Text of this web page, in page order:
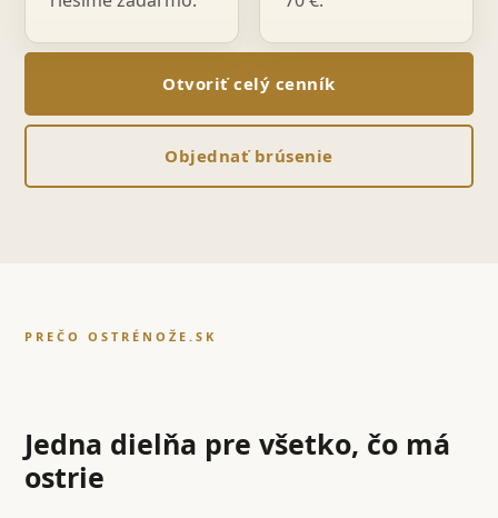
Otvoriť celý cenník
Objednať brúsenie
PREČO OSTRÉNOŽE.SK
Jedna dielňa pre všetko, čo má
ostrie